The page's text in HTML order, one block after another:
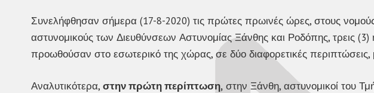
Συνελήφθησαν σήμερα (17-8-2020) τις πρώτες πρωινές ώρες, στους
αστυνομικούς των Διευθύνσεων Αστυνομίας Ξάνθης και Ροδόπης, τρεις (3)
προωθούσαν στο εσωτερικό της χώρας, σε δύο διαφορετικές περιπτώσεις,
Αναλυτικότερα, στην πρώτη περίπτωση, στην Ξάνθη, αστυνομικοί του